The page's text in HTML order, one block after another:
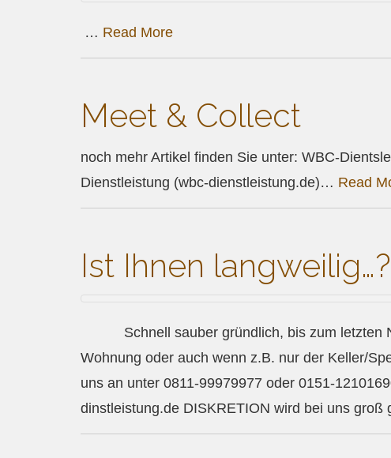
… Read More
Meet & Collect
noch mehr Artikel finden Sie unter: WBC-
Dienstleistung (wbc-dienstleistung.de)… Read
Ist Ihnen
Schnell sauber gründlich, bis zum letzten
Wohnung oder auch wenn z.B. nur der Keller/
uns an unter 0811-99979977 oder 0151-
dinstleistung.de DISKRETION wird bei uns